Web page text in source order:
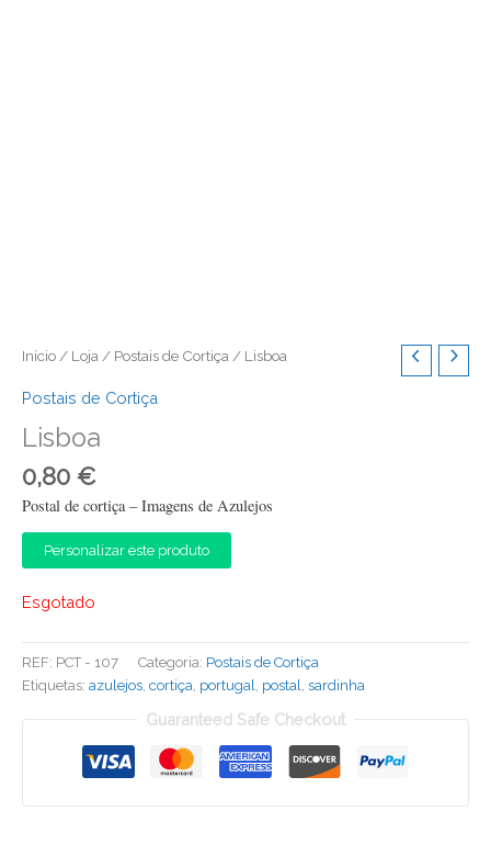
Início/ Loja/ Postais de Cortiça/ Lisboa
Postais de Cortiça
Lisboa
0,80 €
Postal de cortiça – Imagens de Azulejos
Personalizar este produto
Esgotado
REF: PCT - 107 Categoria: Postais de Cortiça
Etiquetas: azulejos cortiça portugal postal sardinha
Guaranteed Safe Checkout